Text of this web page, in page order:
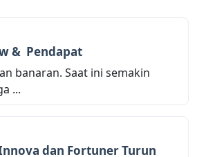
& Pendapat
banaran. Saat ini semakin
...
dan Fortuner Turun